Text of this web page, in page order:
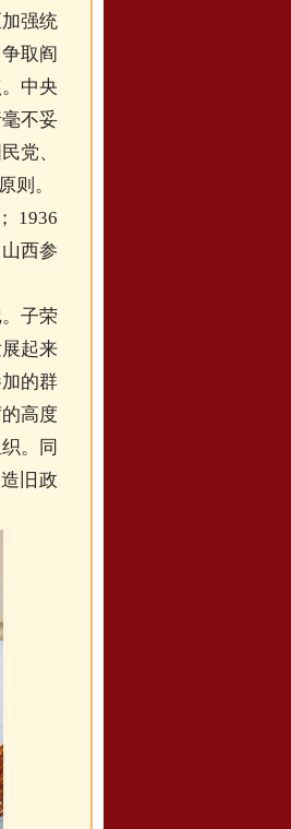
强统
取阎
中央
不妥
党、
则。
1936
西参
子荣
起来
的群
高度
。同
旧政